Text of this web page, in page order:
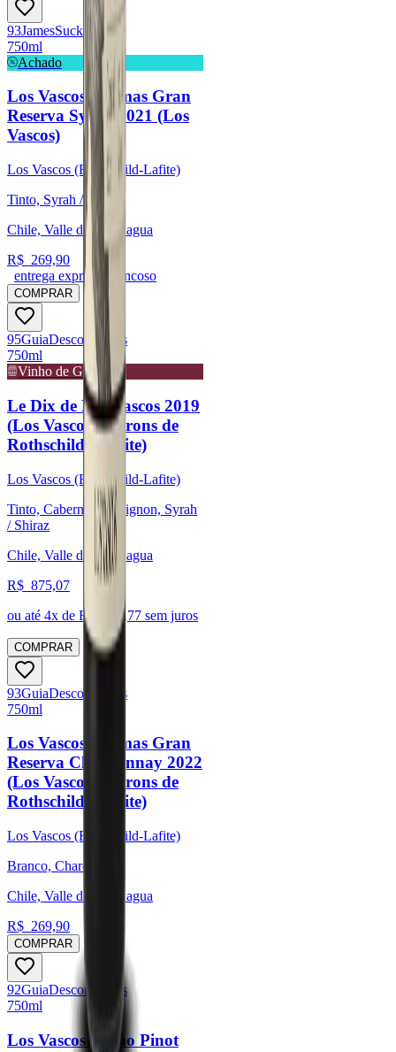
93JamesSuckling
750ml
Achado
Los Vascos Cromas Gran
Reserva Syrah 2021 (Los
Vascos)
Los Vascos (Rothschild-Lafite)
Tinto, Syrah / Shiraz
Chile, Valle de Colchagua
R$ 269,90
entrega expressa trancoso
COMPRAR
95GuiaDescorchados
750ml
Vinho de Guarda
Le Dix de Los Vascos 2019
(Los Vascos - Barons de
Rothschild - Lafite)
Los Vascos (Rothschild-Lafite)
Tinto, Cabernet Sauvignon, Syrah
/ Shiraz
Chile, Valle de Colchagua
R$ 875,07
ou até 4x de R$ 218,77 sem juros
COMPRAR
93GuiaDescorchados
750ml
Los Vascos Cromas Gran
Reserva Chardonnay 2022
(Los Vascos - Barons de
Rothschild - Lafite)
Los Vascos (Rothschild-Lafite)
Branco, Chardonnay
Chile, Valle de Colchagua
R$ 269,90
COMPRAR
92GuiaDescorchados
750ml
Los Vascos Primo Pinot